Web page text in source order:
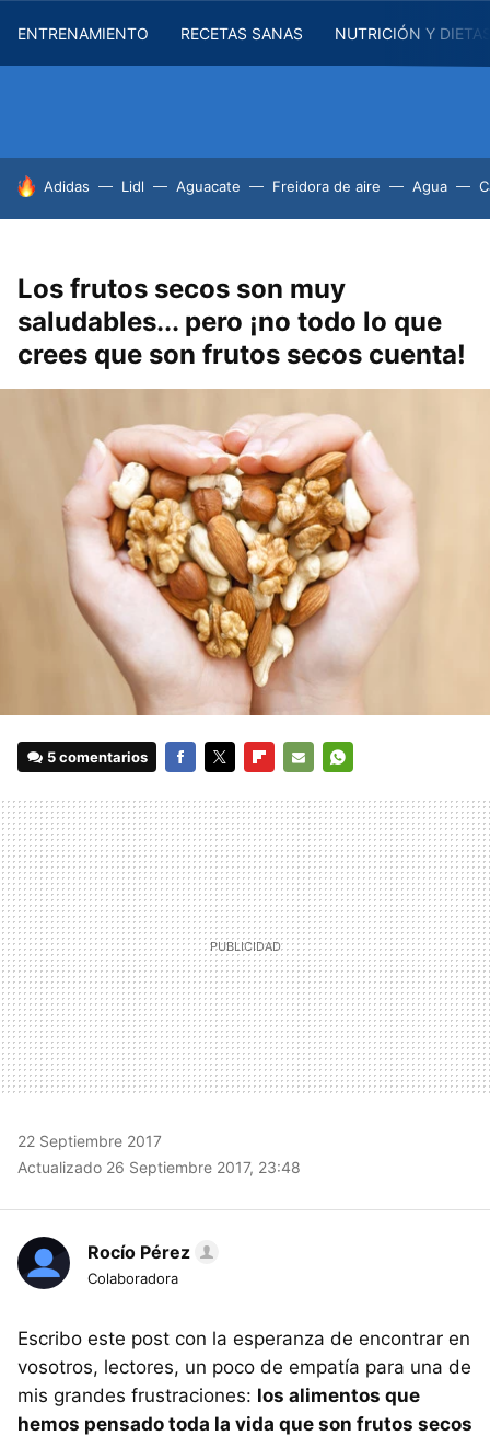
ENTRENAMIENTO RECETAS SANAS NUTRICIÓN Y
HOY SE HABLA DE
Adidas Lidl Aguacate Freidora de aire Agua
Los frutos secos son muy
saludables... pero ¡no todo lo que
crees que son frutos secos cuenta!
5 comentarios
MAIL
22 Septiembre 2017
Actualizado 26 Septiembre 2017, 23:48
Rocío Pérez
Colaboradora
Escribo este post con la esperanza de encontrar en
vosotros, lectores, un poco de empatía para una de
mis grandes frustraciones: los alimentos que
hemos pensado toda la vida que son frutos secos